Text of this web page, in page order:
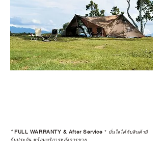
*FULL WARRANTY & After Service * มั่นใจได้กับสินค้ามี
รับประกัน พร้อมบริการหลังการขาย